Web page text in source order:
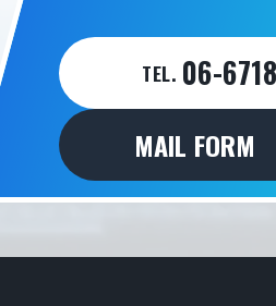
TEL. 06-
MAIL FORM